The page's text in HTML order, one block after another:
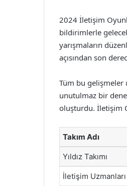
2024 İletişim
bildirimlerle
yarışmaların
açısından son
Tüm bu gelişmeler
unutulmaz bir
oluşturdu. İletişim
Takım Adı
Yıldız Takımı
İletişim Uzmanları